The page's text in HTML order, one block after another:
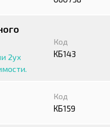
2ух
Код
КБ143
Код
КБ159